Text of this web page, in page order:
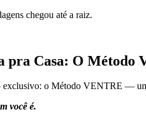
chegou até a raiz.
pra Casa: O Método
exclusivo: o Método VENTRE —
você é.